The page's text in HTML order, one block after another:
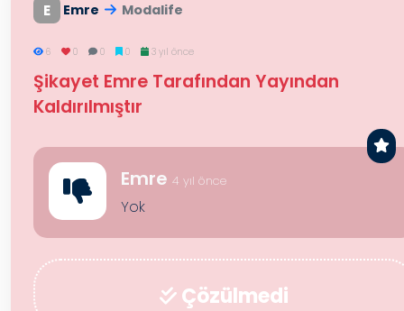
E Emre Modalife
6 0 0 0 3 yıl önce
Şikayet Emre Tarafından Yayından
Kaldırılmıştır
Emre 4 yıl önce
Yok
Çözülmedi